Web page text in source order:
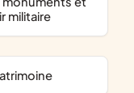
militaire